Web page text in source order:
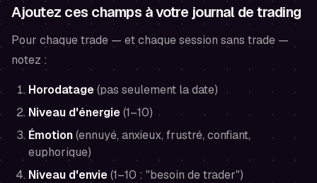
Ajoutez ces champs à votre journal de trading
Pour chaque trade — et chaque session sans trade —
notez :
Horodatage(pas seulement la date)
Niveau d'énergie(1–10)
Émotion(ennuyé, anxieux, frustré, confiant,
euphorique)
Niveau d'envie(1–10 : "besoin de trader")